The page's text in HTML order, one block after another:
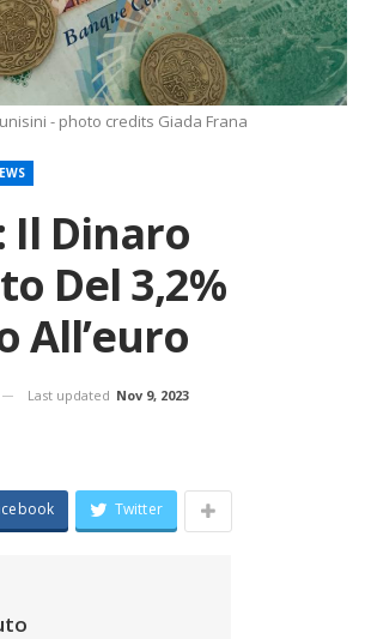
- photo credits Giada Frana
Il Dinaro
Del 3,2%
All’euro
Last updated Nov 9, 2023
Twitter